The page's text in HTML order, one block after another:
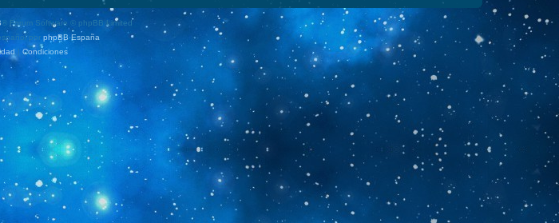
® Forum Software © phpBB Limited
por phpBB España
| Condiciones